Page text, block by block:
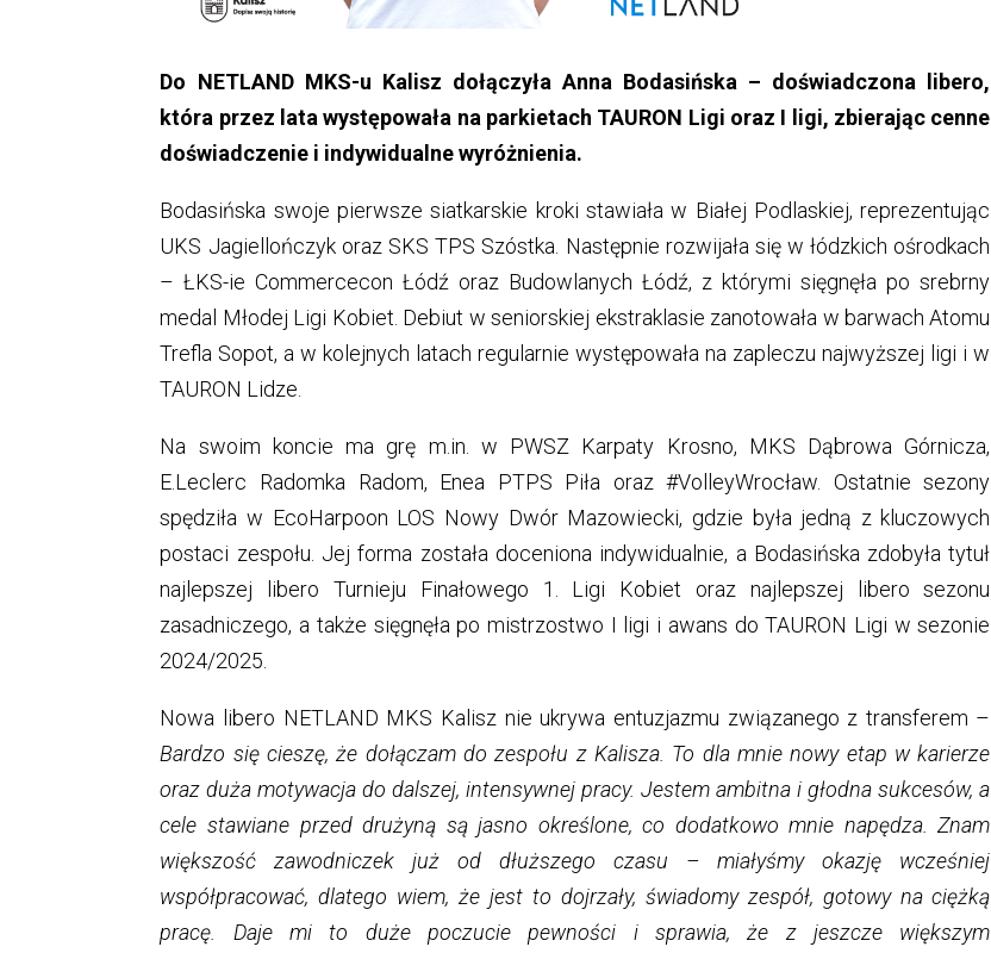
Do NETLAND MKS-u Kalisz dołączyła Anna Bodasińska – doświadczona libero,
która przez lata występowała na parkietach TAURON Ligi oraz I ligi, zbierając cenne
doświadczenie i indywidualne wyróżnienia.
Bodasińska swoje pierwsze siatkarskie kroki stawiała w Białej Podlaskiej, reprezentując
UKS Jagiellończyk oraz SKS TPS Szóstka. Następnie rozwijała się w łódzkich ośrodkach
– ŁKS-ie Commercecon Łódź oraz Budowlanych Łódź, z którymi sięgnęła po srebrny
medal Młodej Ligi Kobiet. Debiut w seniorskiej ekstraklasie zanotowała w barwach Atomu
Trefla Sopot, a w kolejnych latach regularnie występowała na zapleczu najwyższej ligi i w
TAURON Lidze.
Na swoim koncie ma grę m.in. w PWSZ Karpaty Krosno, MKS Dąbrowa Górnicza,
E.Leclerc Radomka Radom, Enea PTPS Piła oraz #VolleyWrocław. Ostatnie sezony
spędziła w EcoHarpoon LOS Nowy Dwór Mazowiecki, gdzie była jedną z kluczowych
postaci zespołu. Jej forma została doceniona indywidualnie, a Bodasińska zdobyła tytuł
najlepszej libero Turnieju Finałowego 1. Ligi Kobiet oraz najlepszej libero sezonu
zasadniczego, a także sięgnęła po mistrzostwo I ligi i awans do TAURON Ligi w sezonie
2024/2025.
Nowa libero NETLAND MKS Kalisz nie ukrywa entuzjazmu związanego z transferem –
Bardzo się cieszę, że dołączam do zespołu z Kalisza. To dla mnie nowy etap w karierze
oraz duża motywacja do dalszej, intensywnej pracy. Jestem ambitna i głodna sukcesów, a
cele stawiane przed drużyną są jasno określone, co dodatkowo mnie napędza. Znam
większość zawodniczek już od dłuższego czasu – miałyśmy okazję wcześniej
współpracować, dlatego wiem, że jest to dojrzały, świadomy zespół, gotowy na ciężką
pracę. Daje mi to duże poczucie pewności i sprawia, że z jeszcze większym